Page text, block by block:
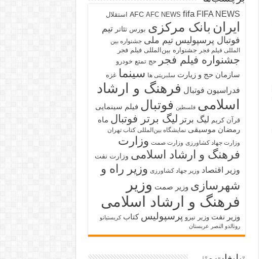
AFC AFC NEWS fifa FIFA NEWS استقلال
ایران بانک مرکزی بورس تئاتر تیم
فوتبال پرسپولیس تیم ملی جشنواره بین
المللی فیلم فجر جشنواره بین‌المللی فیلم فجر
جشنواره فیلم فجر حج تمتع خودرو
سازمان حج و زیارت سلبریتی ها سینما غزه
فدراسیون فوتبال فرهنگ و ارشاد
اسلامی فلسطین فوتبال فیلم سینمایی
قرآن کریم لیگ برتر لیگ برتر فوتبال ماه
رمضان موسیقی نمایشگاه بین‌المللی کتاب تهران
وزارت جهاد کشاورزی وزارت صمت وزارت
فرهنگ و ارشاد اسلامی وزارت نفت
وزیر اقتصاد وزیر جهاد کشاورزی وزیر راه و
شهرسازی وزیر صمت وزیر
فرهنگ و ارشاد اسلامی
وزیر نفت وزیر نیرو پرسپولیس کتاب کریستیانو
رونالدو النصر عربستان